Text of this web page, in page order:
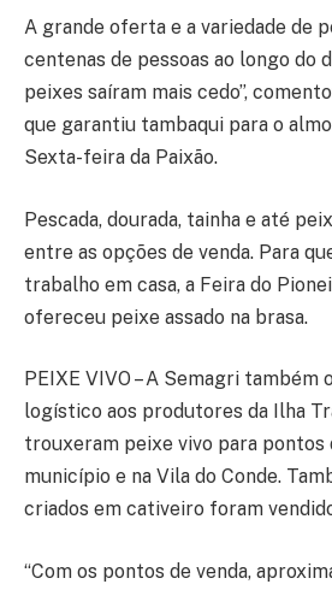
A grande oferta e a variedade de
centenas de pessoas ao longo do
peixes saíram mais cedo”,
que garantiu tambaqui para o
Sexta-feira da Paixão.
Pescada, dourada, tainha e até
entre as opções de venda. Para
trabalho em casa, a Feira do
ofereceu peixe assado na brasa.
PEIXE VIVO – A Semagri também
logístico aos produtores da Ilha
trouxeram peixe vivo para pontos
município e na Vila do Conde.
criados em cativeiro foram
“Com os pontos de venda,